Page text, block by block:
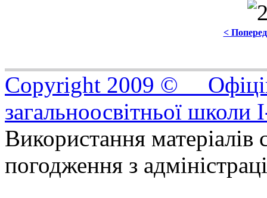
<
Copyright 2009 ©
загальноосвітньої
Використання матеріалів
погодження з